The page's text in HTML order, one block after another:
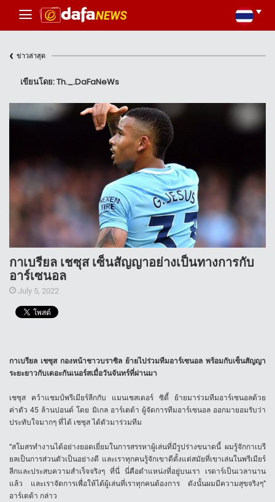
‹ ข่าวล่าสุด
เขียนโดย: Th._.DaFaNeWs
กาเบรียล เชซุส เซ็นสัญญาอย่างเป็นทางการกับ
อาร์เซนอล
July 5, 2022
กาเบรียล เชซุส กองหน้าชาวบราซิล ย้ายไปร่วมทีมอาร์เซนอล พร้อมกับเซ็นสัญญา
ระยะยาวกับเดอะกันเนอร์สเมื่อวันจันทร์ที่ผ่านมา
เชซุส คว้าแชมป์พรีเมียร์ลีกกับ แมนเชสเตอร์ ซิตี้ ย้ายมาร่วมทีมอาร์เซนอลด้วย
ค่าตัว 45 ล้านปอนด์ โดย มิเกล อาร์เตต้า ผู้จัดการทีมอาร์เซนอล ออกมายอมรับว่า
ประทับใจมากๆ ที่ได้ เชซุส ได้ตัวมาร่วมทีม
“สโมสรทำงานได้อย่างยอดเยี่ยมในการสรรหาผู้เล่นที่มีรูปร่างขนาดนี้ ผมรู้จักกาเบรี
ยลเป็นการส่วนตัวเป็นอย่างดี และเราทุกคนรู้จักเขาดีตั้งแต่สมัยที่เขาเล่นในพรีเมียร์
ลีกและประสบความสำเร็จจริงๆ ที่นี่ นี่คือตำแหน่งที่อยู่บนเรา เรดาร์เป็นเวลานาน
แล้ว และเราจัดการเพื่อให้ได้ผู้เล่นที่เราทุกคนต้องการ ดังนั้นผมมีความสุขจริงๆ”
อาร์เตต้า กล่าว